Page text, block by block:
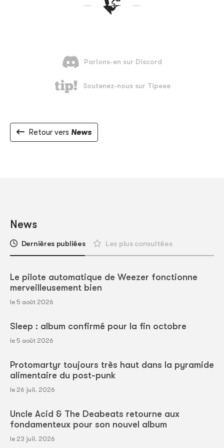
Retour vers News
News
Dernières publiées Les plus consultées
Le pilote automatique de Weezer fonctionne
merveilleusement bien
le 5 août 2026
Sleep : album confirmé pour la fin octobre
le 5 août 2026
Protomartyr toujours très haut dans la pyramide
alimentaire du post-punk
le 26 juil. 2026
Uncle Acid & The Deabeats retourne aux
fondamenteux pour son nouvel album
le 23 juil. 2026